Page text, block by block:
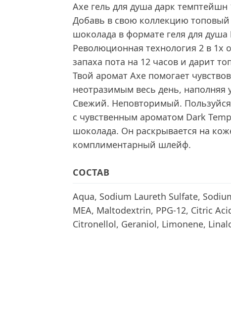
Axe гель для душа дарк
Добавь в свою коллекцию топовый
шоколада в формате геля для
Революционная технология 2 в 1x
запаха пота на 12 часов и дарит
Твой аромат Axe помогает
неотразимым весь день,
Свежий. Неповторимый.
с чувственным ароматом Dark
шоколада. Он раскрывается на
комплиментарный шлейф.
СОСТАВ
Aqua, Sodium Laureth Sulfate,
MEA, Maltodextrin, PPG-12, Citric
Citronellol, Geraniol, Limonene,